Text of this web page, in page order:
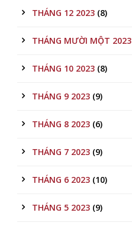
THÁNG 12 2023 (8)
THÁNG MƯỜI MỘT 2023
THÁNG 10 2023 (8)
THÁNG 9 2023 (9)
THÁNG 8 2023 (6)
THÁNG 7 2023 (9)
THÁNG 6 2023 (10)
THÁNG 5 2023 (9)